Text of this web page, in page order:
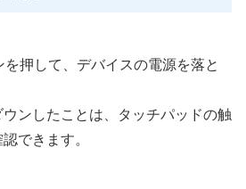
を押して、デバイスの電源を落と
ンしたことは、タッチパッドの触
できます。